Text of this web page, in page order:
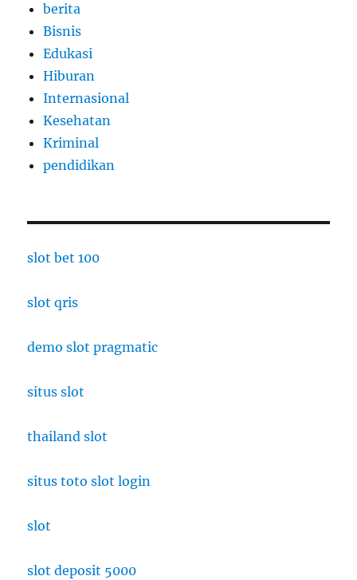
berita
Bisnis
Edukasi
Hiburan
Internasional
Kesehatan
Kriminal
pendidikan
slot bet 100
slot qris
demo slot pragmatic
situs slot
thailand slot
situs toto slot login
slot
slot deposit 5000